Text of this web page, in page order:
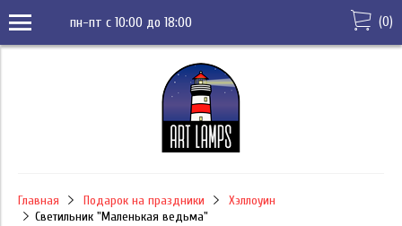
пн-пт с 10:00 до 18:00 (0)
Главная Подарок на праздники
Хэллоуин
Светильник "Маленькая ведьма"